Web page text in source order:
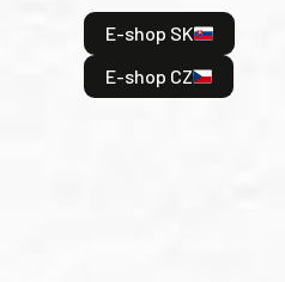
E-shop SK
E-shop CZ